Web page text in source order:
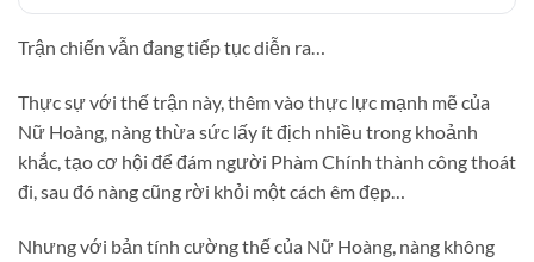
Trận chiến vẫn đang tiếp tục diễn ra…
Thực sự với thế trận này, thêm vào thực lực mạnh mẽ của
Nữ Hoàng, nàng thừa sức lấy ít địch nhiều trong khoảnh
khắc, tạo cơ hội để đám người Phàm Chính thành công thoát
đi, sau đó nàng cũng rời khỏi một cách êm đẹp…
Nhưng với bản tính cường thế của Nữ Hoàng, nàng không